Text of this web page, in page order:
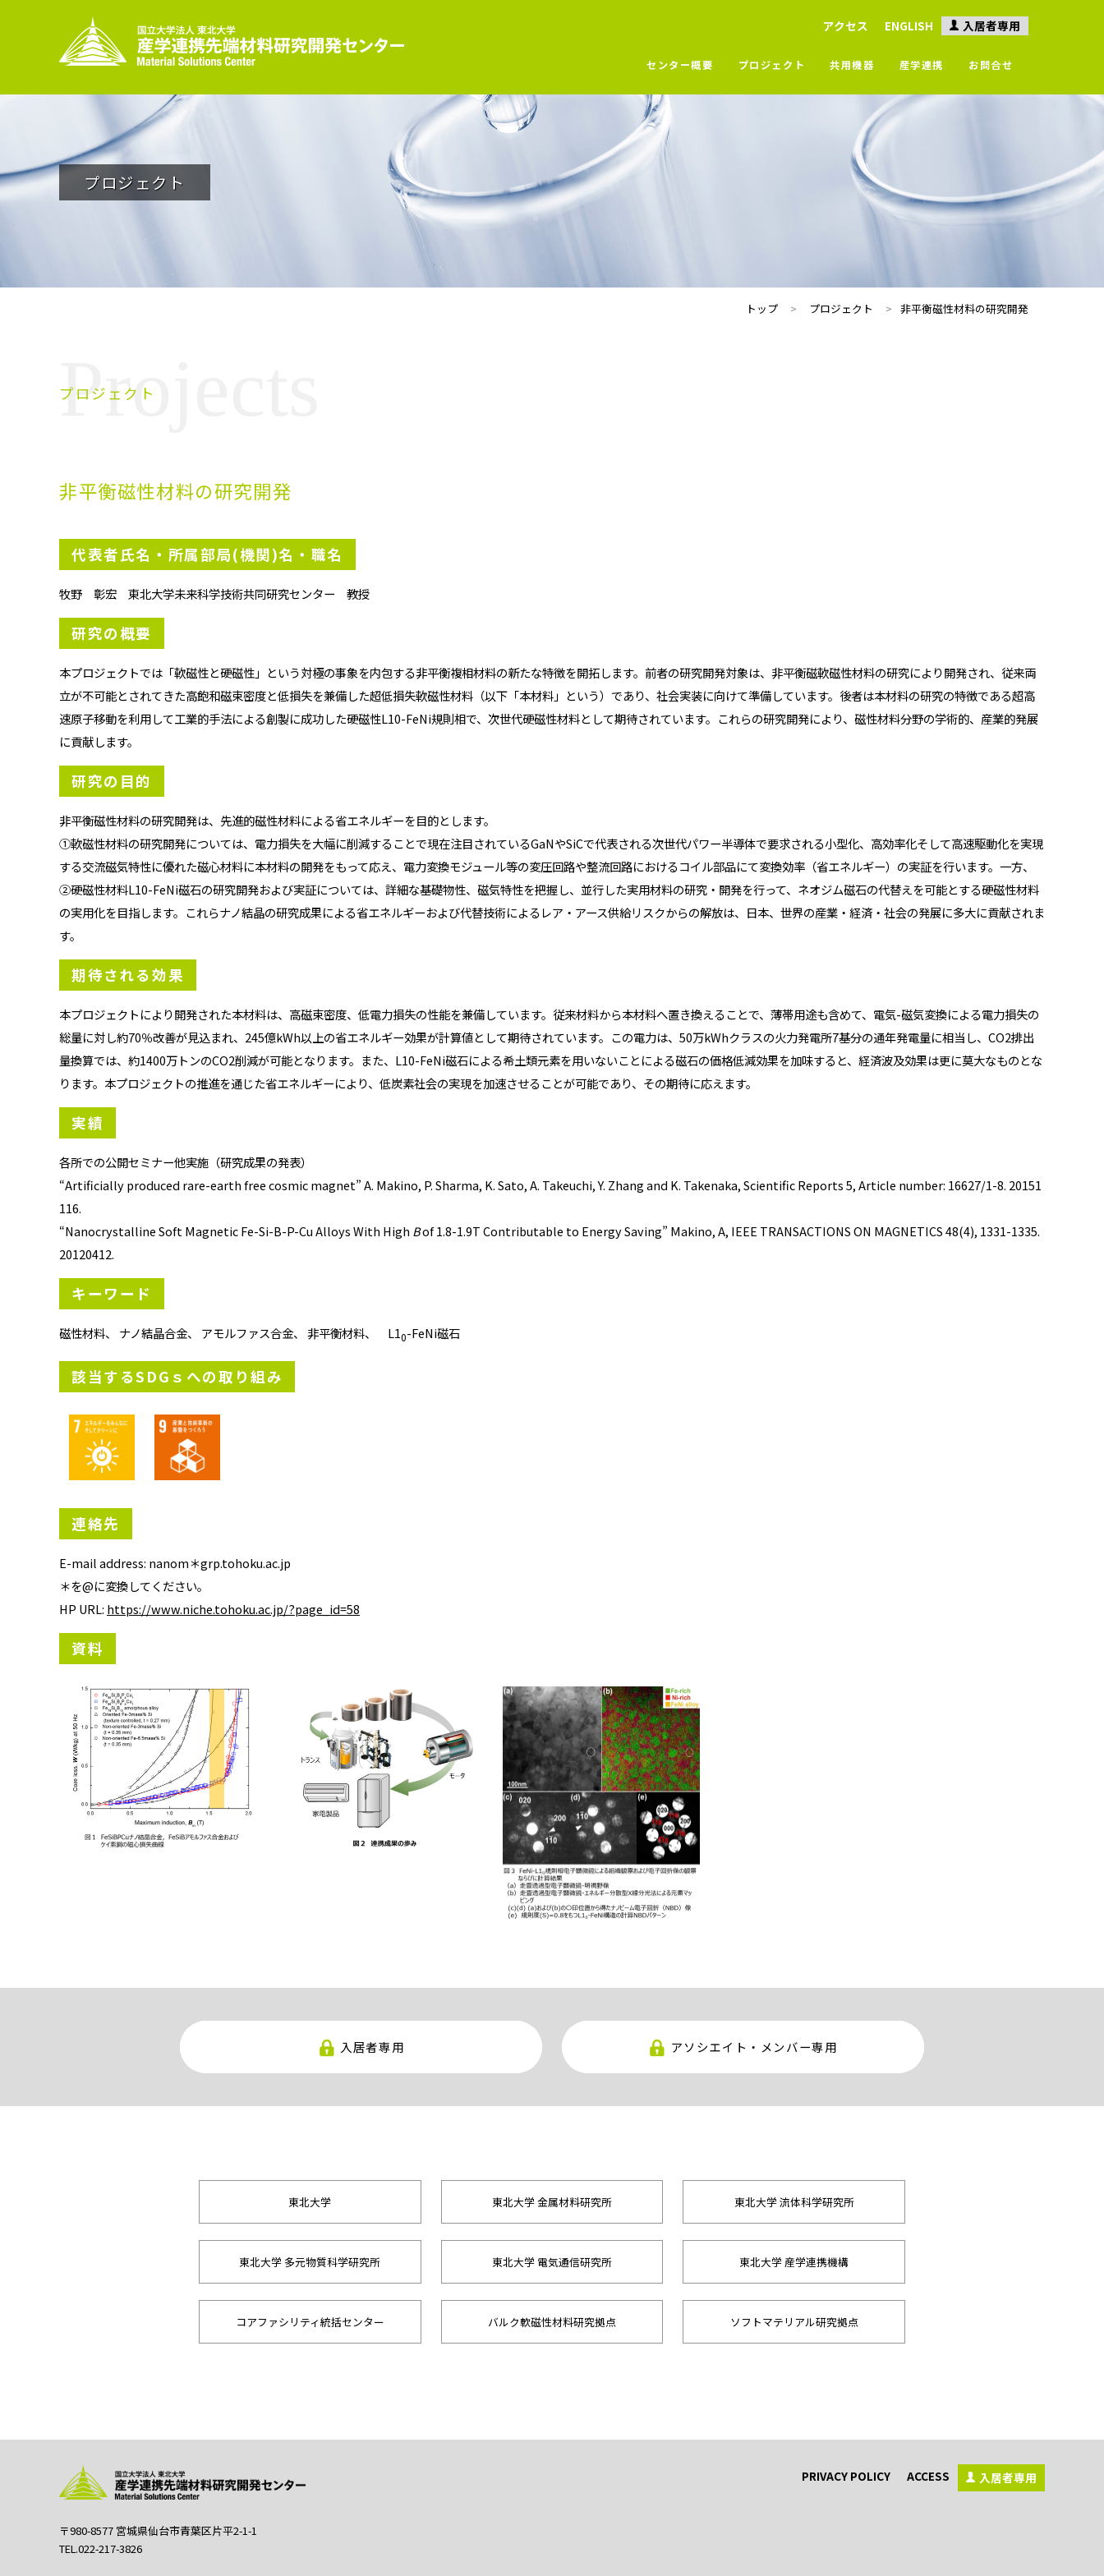
入居者専用
ENGLISH
アクセス
センター概要 プロジェクト 共用機器 産学連携 お問合せ
プロジェクト
トップ プロジェクト 非平衡磁性材料の研究開発
Projects
プロジェクト
非平衡磁性材料の研究開発
代表者氏名・所属部局(機関)名・職名
牧野 彰宏 東北大学未来科学技術共同研究センター 教授
研究の概要
本プロジェクトでは「軟磁性と硬磁性」という対極の事象を内包する非平衡複相材料の新たな特徴を開拓します。前者の研究開発対象は、非平衡磁軟磁性材料の研究により開発され、従来両
立が不可能とされてきた高飽和磁束密度と低損失を兼備した超低損失軟磁性材料（以下「本材料」という）であり、社会実装に向けて準備しています。後者は本材料の研究の特徴である超高
速原子移動を利用して工業的手法による創製に成功した硬磁性L10-FeNi規則相で、次世代硬磁性材料として期待されています。これらの研究開発により、磁性材料分野の学術的、産業的発展
に貢献します。
研究の目的
非平衡磁性材料の研究開発は、先進的磁性材料による省エネルギーを目的とします。
①軟磁性材料の研究開発については、電力損失を大幅に削減することで現在注目されているGaNやSiCで代表される次世代パワー半導体で要求される小型化、高効率化そして高速駆動化を実現
する交流磁気特性に優れた磁心材料に本材料の開発をもって応え、電力変換モジュール等の変圧回路や整流回路におけるコイル部品にて変換効率（省エネルギー）の実証を行います。一方、
②硬磁性材料L10-FeNi磁石の研究開発および実証については、詳細な基礎物性、磁気特性を把握し、並行した実用材料の研究・開発を行って、ネオジム磁石の代替えを可能とする硬磁性材料
の実用化を目指します。これらナノ結晶の研究成果による省エネルギーおよび代替技術によるレア・アース供給リスクからの解放は、日本、世界の産業・経済・社会の発展に多大に貢献されま
す。
期待される効果
本プロジェクトにより開発された本材料は、高磁束密度、低電力損失の性能を兼備しています。従来材料から本材料へ置き換えることで、薄帯用途も含めて、電気-磁気変換による電力損失の
総量に対し約70％改善が見込まれ、245億kWh以上の省エネルギー効果が計算値として期待されています。この電力は、50万kWhクラスの火力発電所7基分の通年発電量に相当し、CO2排出
量換算では、約1400万トンのCO2削減が可能となります。また、L10-FeNi磁石による希土類元素を用いないことによる磁石の価格低減効果を加味すると、経済波及効果は更に莫大なものとな
ります。本プロジェクトの推進を通じた省エネルギーにより、低炭素社会の実現を加速させることが可能であり、その期待に応えます。
実績
各所での公開セミナー他実施（研究成果の発表）
“Artificially produced rare-earth free cosmic magnet” A. Makino, P. Sharma, K. Sato, A. Takeuchi, Y. Zhang and K. Takenaka, Scientific Reports 5, Article number: 16627/1-8. 20151
116.
“Nanocrystalline Soft Magnetic Fe-Si-B-P-Cu Alloys With High Bof 1.8-1.9T Contributable to Energy Saving” Makino, A, IEEE TRANSACTIONS ON MAGNETICS 48(4), 1331-1335.
20120412.
キーワード
磁性材料、 ナノ結晶合金、 アモルファス合金、 非平衡材料、 L10-FeNi磁石
該当するSDGｓへの取り組み
連絡先
E-mail address: nanom＊grp.tohoku.ac.jp
＊を@に変換してください。
HP URL: https://www.niche.tohoku.ac.jp/?page_id=58
資料
入居者専用 アソシエイト・メンバー専用
東北大学 東北大学 金属材料研究所 東北大学 流体科学研究所
東北大学 多元物質科学研究所 東北大学 電気通信研究所 東北大学 産学連携機構
コアファシリティ統括センター バルク軟磁性材料研究拠点 ソフトマテリアル研究拠点
〒980-8577 宮城県仙台市青葉区片平2-1-1
TEL.022-217-3826
入居者専用
ACCESS
PRIVACY POLICY